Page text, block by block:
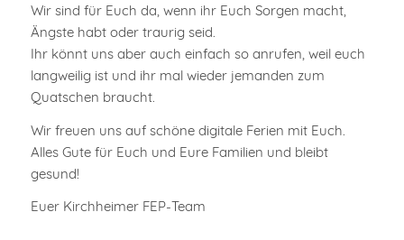
Wir sind für Euch da, wenn ihr Euch Sorgen macht,
Ängste habt oder traurig seid.
Ihr könnt uns aber auch einfach so anrufen, weil euch
langweilig ist und ihr mal wieder jemanden zum
Quatschen braucht.
Wir freuen uns auf schöne digitale Ferien mit Euch.
Alles Gute für Euch und Eure Familien und bleibt
gesund!
Euer Kirchheimer FEP-Team